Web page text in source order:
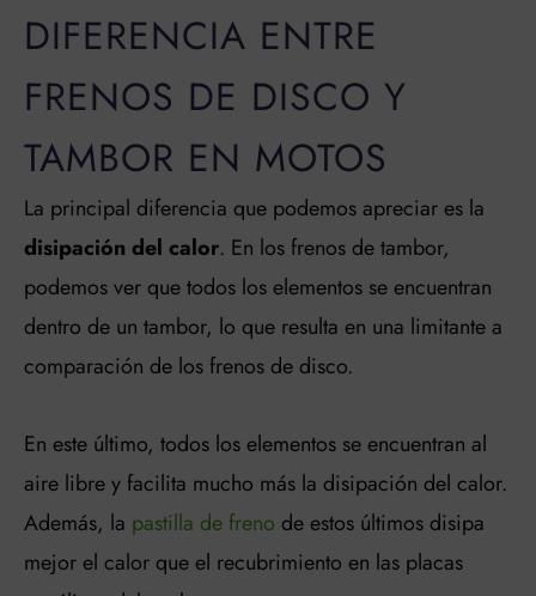
DIFERENCIA ENTRE
FRENOS DE DISCO Y
TAMBOR EN MOTOS
La principal diferencia que podemos apreciar es la
disipación del calor. En los frenos de tambor,
podemos ver que todos los elementos se encuentran
dentro de un tambor, lo que resulta en una limitante a
comparación de los frenos de disco.
En este último, todos los elementos se encuentran al
aire libre y facilita mucho más la disipación del calor.
Además, la pastilla de freno de estos últimos disipa
mejor el calor que el recubrimiento en las placas